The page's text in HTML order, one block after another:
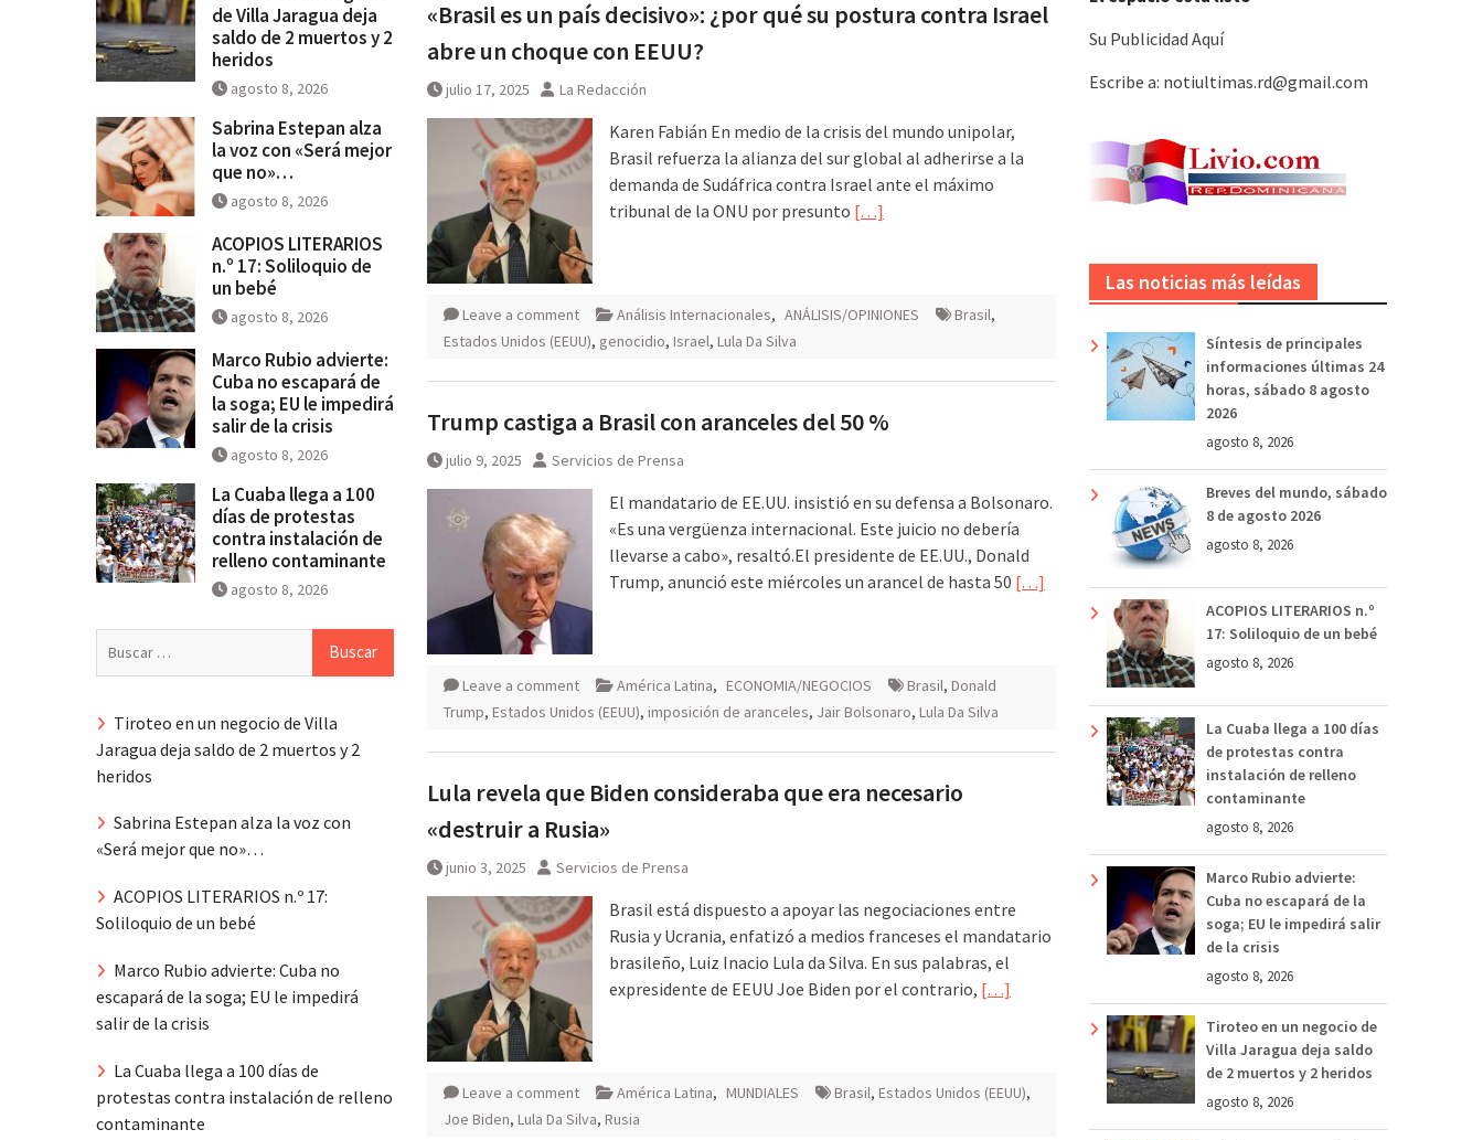
«Brasil es un país decisivo»: ¿por qué su postura contra Israel
abre un choque con EEUU?
julio 17, 2025 La Redacción
Karen Fabián En medio de la crisis del mundo unipolar,
Brasil refuerza la alianza del sur global al adherirse a la
demanda de Sudáfrica contra Israel ante el máximo
tribunal de la ONU por presunto […]
Leave a comment Análisis Internacionales, ANÁLISIS/OPINIONES Brasil,
Estados Unidos (EEUU), genocidio, Israel, Lula Da Silva
Trump castiga a Brasil con aranceles del 50 %
julio 9, 2025 Servicios de Prensa
El mandatario de EE.UU. insistió en su defensa a Bolsonaro.
«Es una vergüenza internacional. Este juicio no debería
llevarse a cabo», resaltó.El presidente de EE.UU., Donald
Trump, anunció este miércoles un arancel de hasta 50 […]
Leave a comment América Latina, ECONOMIA/NEGOCIOS Brasil, Donald
Trump, Estados Unidos (EEUU), imposición de aranceles, Jair Bolsonaro, Lula Da Silva
Lula revela que Biden consideraba que era necesario
«destruir a Rusia»
junio 3, 2025 Servicios de Prensa
Brasil está dispuesto a apoyar las negociaciones entre
Rusia y Ucrania, enfatizó a medios franceses el mandatario
brasileño, Luiz Inacio Lula da Silva. En sus palabras, el
expresidente de EEUU Joe Biden por el contrario, […]
Leave a comment América Latina, MUNDIALES Brasil, Estados Unidos (EEUU),
Joe Biden, Lula Da Silva, Rusia
Su Publicidad Aquí
Escribe a: notiultimas.rd@gmail.com
Las noticias más leídas
Síntesis de principales
informaciones últimas 24
horas, sábado 8 agosto
2026
agosto 8, 2026
Breves del mundo, sábado
8 de agosto 2026
agosto 8, 2026
ACOPIOS LITERARIOS n.º
17: Soliloquio de un bebé
agosto 8, 2026
La Cuaba llega a 100 días
de protestas contra
instalación de relleno
contaminante
agosto 8, 2026
Marco Rubio advierte:
Cuba no escapará de la
soga; EU le impedirá salir
de la crisis
agosto 8, 2026
Tiroteo en un negocio de
Villa Jaragua deja saldo
de 2 muertos y 2 heridos
agosto 8, 2026
de Villa Jaragua deja
saldo de 2 muertos y 2
heridos
agosto 8, 2026
Sabrina Estepan alza
la voz con «Será mejor
que no»…
agosto 8, 2026
ACOPIOS LITERARIOS
n.º 17: Soliloquio de
un bebé
agosto 8, 2026
Marco Rubio advierte:
Cuba no escapará de
la soga; EU le impedirá
salir de la crisis
agosto 8, 2026
La Cuaba llega a 100
días de protestas
contra instalación de
relleno contaminante
agosto 8, 2026
Tiroteo en un negocio de Villa
Jaragua deja saldo de 2 muertos y 2
heridos
Sabrina Estepan alza la voz con
«Será mejor que no»…
ACOPIOS LITERARIOS n.º 17:
Soliloquio de un bebé
Marco Rubio advierte: Cuba no
escapará de la soga; EU le impedirá
salir de la crisis
La Cuaba llega a 100 días de
protestas contra instalación de relleno
contaminante